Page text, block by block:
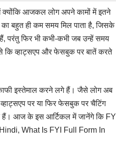
आजकल लोग अपने कामों में इतने
बहुत ही कम समय मिल पाता है, जिसके
परंतु फिर भी कभी-कभी जब उन्हें समय
कि व्हाट्सएप और फेसबुक पर बातें करते
इस्तेमाल करने लगे हैं। जैसे लोग अब
पर या फिर फेसबुक पर चैटिंग
हैं। आज के इस आर्टिकल में जानेंगे कि FYI
What Is FYI Full Form In